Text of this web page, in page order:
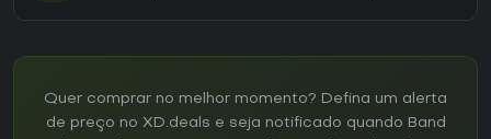
Quer comprar no melhor momento? Defina um alerta
de preço no XD.deals e seja notificado quando Band